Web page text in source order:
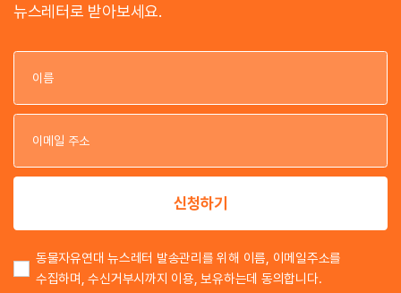
뉴스레터로 받아보세요.
이
이
신청하기
동물자유연대 뉴스레터 발송관리를 위해 이름, 이메일주소를
수집하며, 수신거부시까지 이용, 보유하는데 동의합니다.